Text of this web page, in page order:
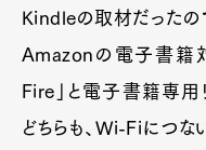
Kindleの取材だったので
Amazonの電子書籍
Fire」と電子書籍専用
どちらも、Wi-Fiにつ